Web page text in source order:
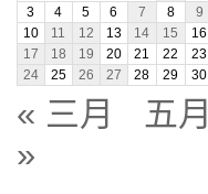
3
4 5 6 7 8
9
10
11 12 13 14 15
16
17
18 19 20 21 22
23
24
25 26 27 28 29 30
« 三月
五月
»